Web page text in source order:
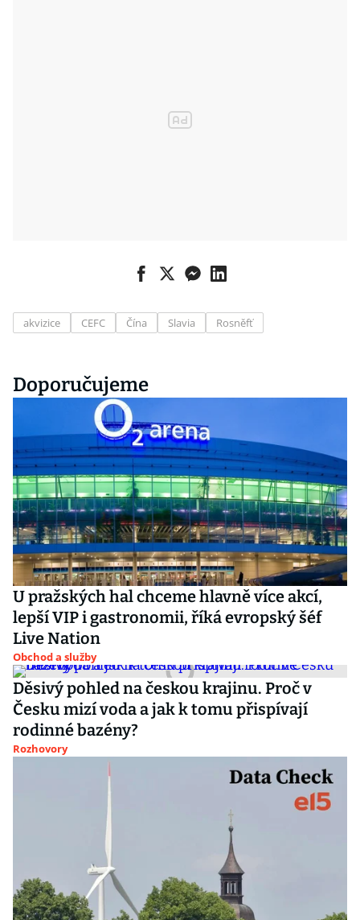
akvizice CEFC Čína Slavia Rosněfť
Doporučujeme
U pražských hal chceme hlavně více akcí,
lepší VIP i gastronomii, říká evropský šéf
Live Nation
Obchod a služby
Děsivý pohled na českou krajinu. Proč v
Česku mizí voda a jak k tomu přispívají
rodinné bazény?
Rozhovory